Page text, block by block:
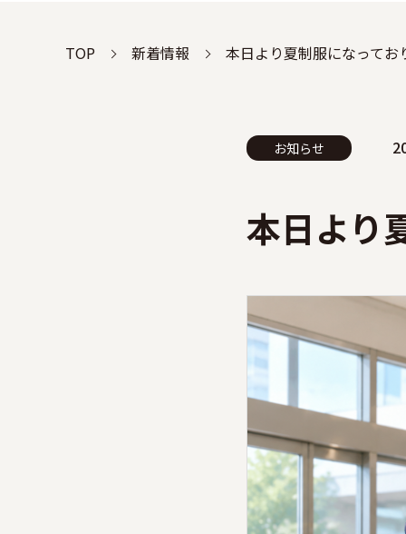
TOP 新着情報 本日より夏制服になってお
お知らせ
本日より